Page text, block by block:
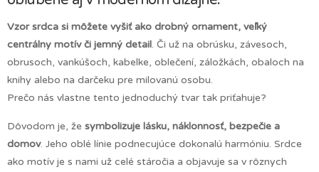
Vzor srdca si môžete vyšiť ako drobný ornament, veľký
centrálny motív či jemný detail. Či už na obrúsku, závesoch,
obrusoch, vankúšoch, kabelke, oblečení, záložkách, obaloch na
knihy alebo na darčeku pre milovanú osobu.
Prečo nás vlastne tento jednoduchý tvar tak priťahuje?
Dôvodom je, že symbolizuje lásku, náklonnosť, bezpečie a
domov. Jeho oblé línie podnecujúce dokonalú harmóniu. Srdce
ako motív je s nami už celé stáročia a objavuje sa v rôznych